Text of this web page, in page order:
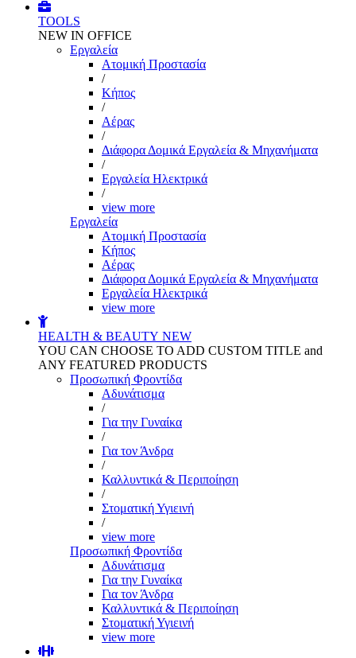
TOOLS
NEW IN OFFICE
Εργαλεία
Aτομική Προστασία
/
Kήπος
/
Αέρας
/
Διάφορα Δομικά Εργαλεία & Μηχανήματα
/
Εργαλεία Ηλεκτρικά
/
view more
Εργαλεία
Aτομική Προστασία
Kήπος
Αέρας
Διάφορα Δομικά Εργαλεία & Μηχανήματα
Εργαλεία Ηλεκτρικά
view more
HEALTH & BEAUTY NEW
YOU CAN CHOOSE TO ADD CUSTOM TITLE and
ANY FEATURED PRODUCTS
Προσωπική Φροντίδα
Αδυνάτισμα
/
Για την Γυναίκα
/
Για τον Άνδρα
/
Καλλυντικά & Περιποίηση
/
Στοματική Υγιεινή
/
view more
Προσωπική Φροντίδα
Αδυνάτισμα
Για την Γυναίκα
Για τον Άνδρα
Καλλυντικά & Περιποίηση
Στοματική Υγιεινή
view more